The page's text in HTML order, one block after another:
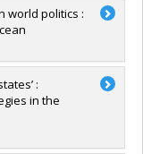
world politics :
:
in the